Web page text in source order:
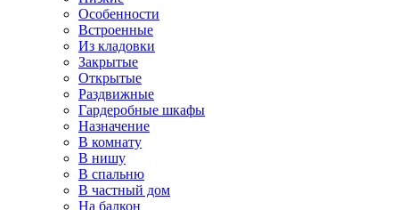
Особенности
Встроенные
Из кладовки
Закрытые
Открытые
Раздвижные
Гардеробные шкафы
Назначение
В комнату
В нишу
В спальню
В частный дом
На балкон